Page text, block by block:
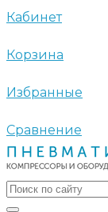
Кабинет
Корзина
Избранные
Сравнение